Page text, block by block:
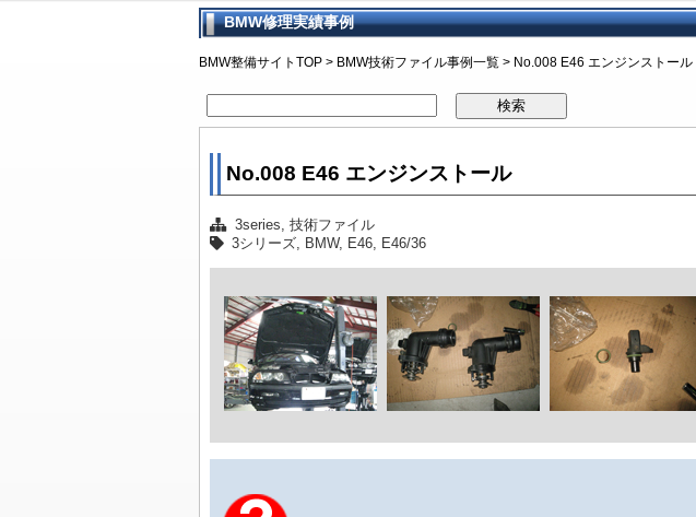
車検早期予約キャンペーン
BMW車検
車検点検項目
BMW車検費用一覧
BMWモデル年表
通し車検のリスク
法定24ヶ月点検とは
マーキーズが考えるBMW車検
BMW車検の流れ
車検時によくあるご質問
整備スタッフブログ
車検に関するお問い合わせ BMW修
BMW修
修理事
BMW修理実績事例
BMW整備サイトTOP > BMW技術ファイル事例一覧 > No.008 E46 エンジンストール
検索
No.008 E46 エンジンストール
3series,技術ファイル
3シリーズ, BMW, E46, E46/36